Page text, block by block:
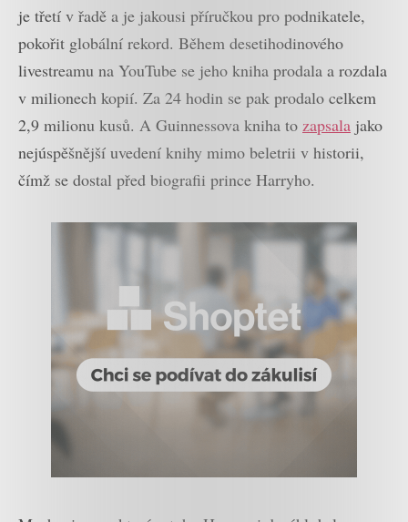
je třetí v řadě a je jakousi příručkou pro podnikatele,
pokořit globální rekord. Během desetihodinového
livestreamu na YouTube se jeho kniha prodala a rozdala
v milionech kopií. Za 24 hodin se pak prodalo celkem
2,9 milionu kusů. A Guinnessova kniha to zapsala jako
nejúspěšnější uvedení knihy mimo beletrii v historii,
čímž se dostal před biografii prince Harryho.